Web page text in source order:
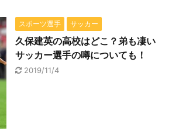
スポーツ選手 サッカー
久保建英の高校はどこ？弟も凄い
サッカー選手の噂についても！
2019/11/4